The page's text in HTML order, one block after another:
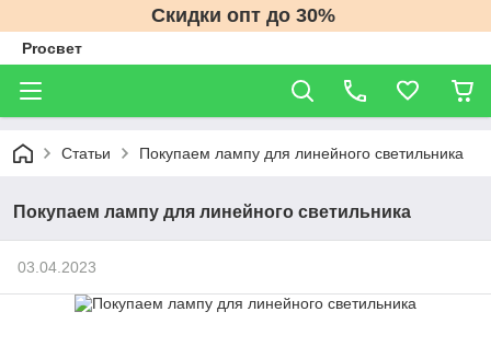
Скидки опт до 30%
Proсвет
Статьи Покупаем лампу для линейного светильника
Покупаем лампу для линейного светильника
03.04.2023